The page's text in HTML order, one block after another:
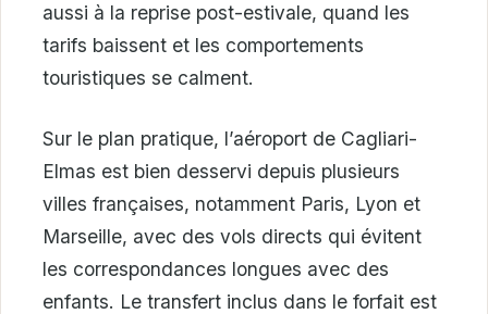
aussi à la reprise post-estivale, quand les
tarifs baissent et les comportements
touristiques se calment.
Sur le plan pratique, l’aéroport de Cagliari-
Elmas est bien desservi depuis plusieurs
villes françaises, notamment Paris, Lyon et
Marseille, avec des vols directs qui évitent
les correspondances longues avec des
enfants. Le transfert inclus dans le forfait est